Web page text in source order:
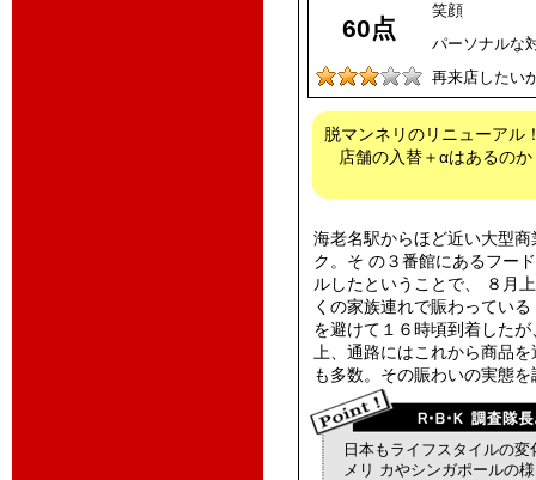
60点
笑顔
パーソナルな
再来店したい
脱マンネリのリニューアル
店舗の入替＋αはあるのか
海老名駅からほど近い大型
ク。そ の３番館にあるフー
ルしたということで、 ８月
くの家族連れで賑わってい
を避けて１６時頃到着した
上、通路にはこれから商品
も多数。その賑わいの実態
日本もライフスタイルの変
メリ カやシンガポールの